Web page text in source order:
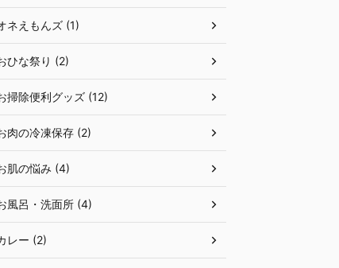
ネえもんズ (1)
ひな祭り (2)
掃除便利グッズ (12)
肉の冷凍保存 (2)
肌の悩み (4)
風呂・洗面所 (4)
レー (2)